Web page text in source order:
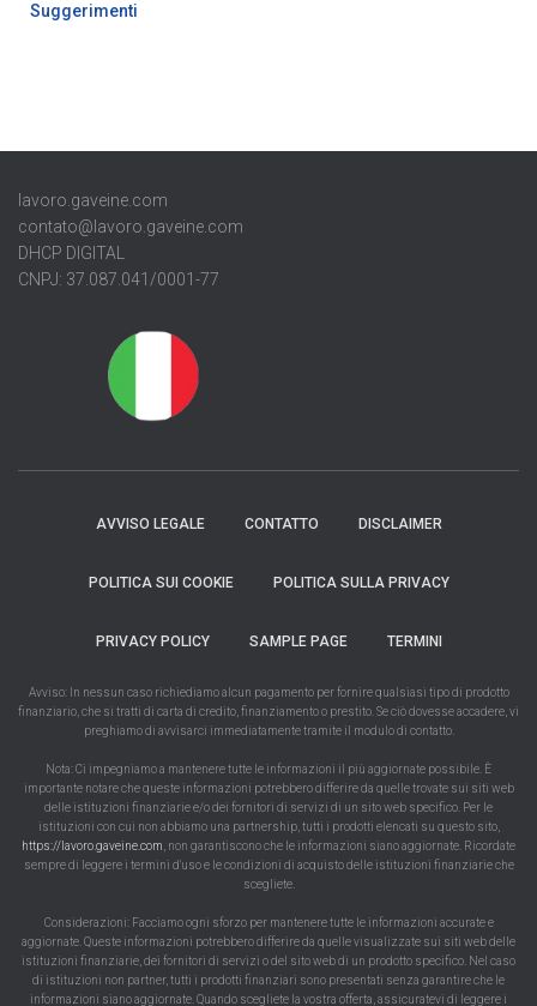
Suggerimenti
lavoro.gaveine.com
contato@lavoro.gaveine.com
DHCP DIGITAL
CNPJ: 37.087.041/0001-77
AVVISO LEGALE CONTATTO DISCLAIMER
POLITICA SUI COOKIE POLITICA SULLA PRIVACY
PRIVACY POLICY SAMPLE PAGE TERMINI
Avviso: In nessun caso richiediamo alcun pagamento per fornire qualsiasi tipo di prodotto
finanziario, che si tratti di carta di credito, finanziamento o prestito. Se ciò dovesse accadere, vi
preghiamo di avvisarci immediatamente tramite il modulo di contatto.
Nota: Ci impegniamo a mantenere tutte le informazioni il più aggiornate possibile. È
importante notare che queste informazioni potrebbero differire da quelle trovate sui siti web
delle istituzioni finanziarie e/o dei fornitori di servizi di un sito web specifico. Per le
istituzioni con cui non abbiamo una partnership, tutti i prodotti elencati su questo sito,
https://lavoro.gaveine.com, non garantiscono che le informazioni siano aggiornate. Ricordate
sempre di leggere i termini d'uso e le condizioni di acquisto delle istituzioni finanziarie che
scegliete.
Considerazioni: Facciamo ogni sforzo per mantenere tutte le informazioni accurate e
aggiornate. Queste informazioni potrebbero differire da quelle visualizzate sui siti web delle
istituzioni finanziarie, dei fornitori di servizi o del sito web di un prodotto specifico. Nel caso
di istituzioni non partner, tutti i prodotti finanziari sono presentati senza garantire che le
informazioni siano aggiornate. Quando scegliete la vostra offerta, assicuratevi di leggere i